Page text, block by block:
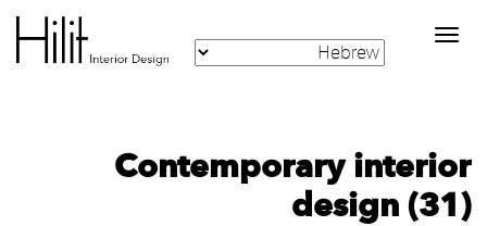
Toggle
navigation
Contemporary interior
design (31)